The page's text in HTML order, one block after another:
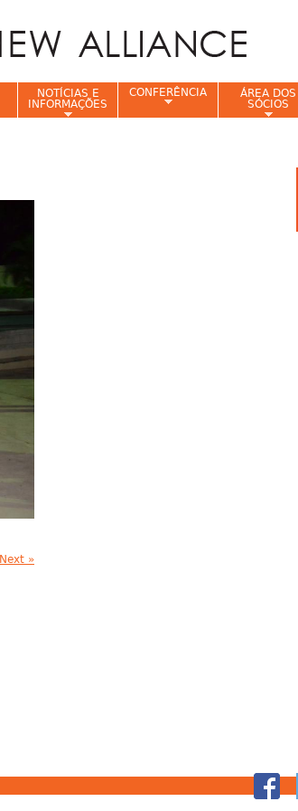
Next »
NOTÍCIAS E
INFORMAÇÕES
CONFERÊNCIA
ÁREA DOS
SÓCIOS